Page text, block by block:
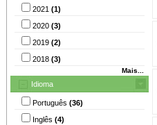
2021 (1)
2020 (3)
2019 (2)
2018 (3)
Mais...
Idioma
Português (36)
Inglês (4)